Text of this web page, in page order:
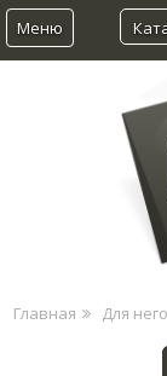
Меню
Главная Для него